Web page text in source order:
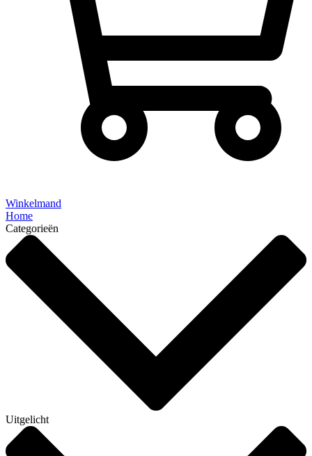
Winkelmand
Home
Categorieën
Uitgelicht